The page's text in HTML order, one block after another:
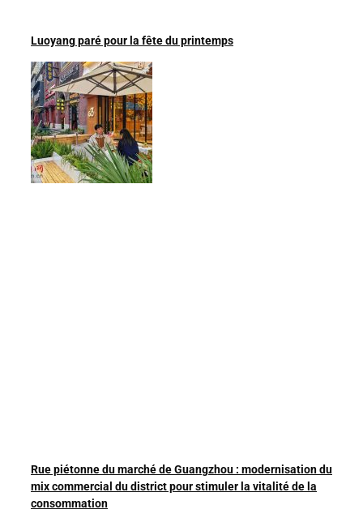
Luoyang paré pour la fête du printemps
Rue piétonne du marché de Guangzhou : modernisation du
mix commercial du district pour stimuler la vitalité de la
consommation